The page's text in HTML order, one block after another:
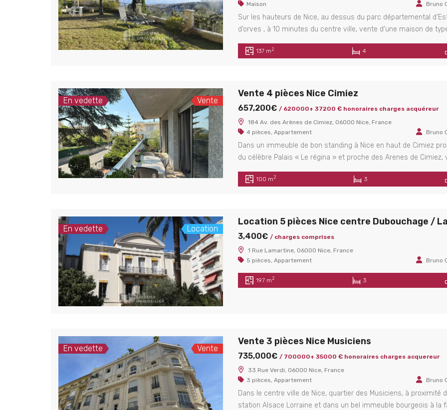
Maison
Bruno
Sur les hauteurs de Nice, au dessus du parc départemental
d’orves , à 10 minutes du centre ville, vente d’une maison de
provençale de 137.56 m² édifiée sur un terrain de 2235 m² en
dominante et bénéficiant d’une belle vue sur la ville et sur la
137 m 2 4
En vedette Vente
Vente 4 pièces Nice Cimiez
657,200€ / 620000+ 37200 € honoraires charges acquéreur
184 Av. des Arènes de Cimiez, 06000 Nice, France
4 pièces, Appartement Bruno
Dans un immeuble de bon standing à Nice en haut de Cimiez
du célèbre Palais « Le régina » et proche des Arenes de Cimiez,
L’appartement se compose d’une entrée de 9 m² avec placards,
100 m 2 3
En vedette Location
3,400€ / charges comprises
1 Rue Lamartine, 06000 Nice, France
5 pièces, Appartement Bruno
197 m 2 3
En vedette Vente
Vente 3 pièces Nice Musiciens
735,000€ / 700000+ 35000 € honoraires charges acquereur
33 Rue Verdi, 06000 Nice, France
3 pièces, Appartement Bruno
Dans le centre ville de Nice, quartier des Musiciens, à proximité
station Alsace Lorraine et dans un bel immeuble bourgeois à la
1,400€
/ charges comprises
Vente 4 pièces
657,200€/ 620000+
184 Av. des Arènes de